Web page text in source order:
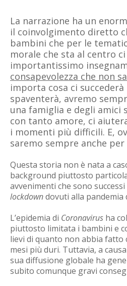
La narrazione ha un
il coinvolgimento diretto
bambini che per le
morale che sta al centro
importantissimo
consapevolezza che non
importa cosa ci
spaventerà, avremo
una famiglia e degli amici
con tanto amore, ci
i momenti più difficili. E,
saremo sempre anche per
Questa storia non è nata a
background piuttosto
avvenimenti che sono
lockdowndovuti alla pandemia
L’epidemia di Coronavirus ha
piuttosto limitata i bambini e
lievi di quanto non abbia fatto
mesi più duri. Tuttavia, a
sua diffusione globale ha
subito comunque gravi